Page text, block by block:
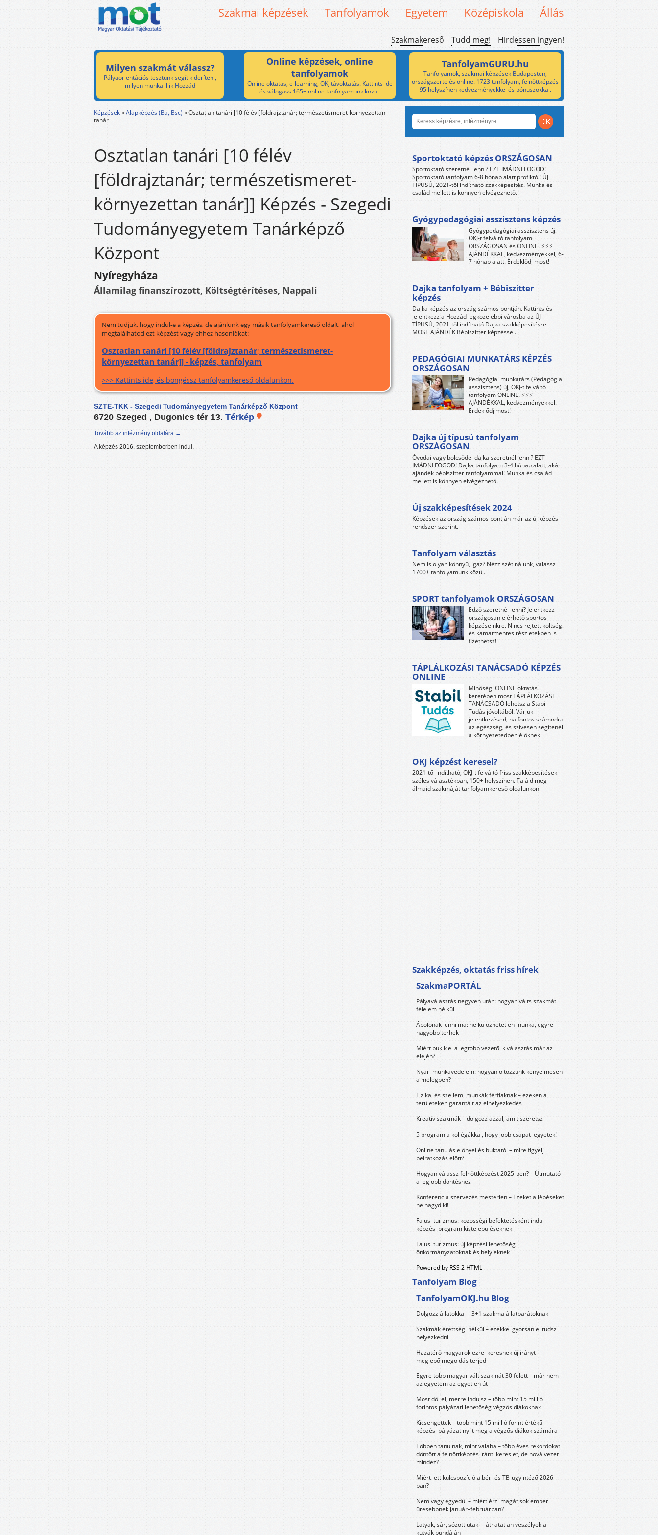
Szakmai képzések Tanfolyamok Egyetem Középiskola Állás
Szakmakereső Tudd meg! Hirdessen ingyen!
Milyen szakmát válassz?
Pályaorientációs tesztünk segít kideríteni,
milyen munka illik Hozzád
Online képzések, online
tanfolyamok
Online oktatás, e-learning, OKJ távoktatás. Kattints ide
és válogass 165+ online tanfolyamunk közül.
TanfolyamGURU.hu
Tanfolyamok, szakmai képzések Budapesten,
országszerte és online. 1723 tanfolyam, felnőttképzés
95 helyszínen kedvezményekkel és bónuszokkal.
Képzések»Alapképzés (Ba, Bsc) »Osztatlan tanári [10 félév [földrajztanár; természetismeret-környezettan
tanár]]
Osztatlan tanári [10 félév
[földrajztanár; természetismeret-
környezettan tanár]] Képzés - Szegedi
Tudományegyetem Tanárképző
Központ
Nyíregyháza
Államilag finanszírozott, Költségtérítéses, Nappali
Nem tudjuk, hogy indul-e a képzés, de ajánlunk egy másik tanfolyamkereső oldalt, ahol
megtalálhatod ezt képzést vagy ehhez hasonlókat:
Osztatlan tanári [10 félév [földrajztanár; természetismeret-
környezettan tanár]] - képzés, tanfolyam
>>> Kattints ide, és böngéssz tanfolyamkereső oldalunkon.
SZTE-TKK - Szegedi Tudományegyetem Tanárképző Központ
6720 Szeged , Dugonics tér 13. Térkép
Tovább az intézmény oldalára →
A képzés 2016. szeptemberben indul.
Sportoktató képzés ORSZÁGOSAN
Sportoktató szeretnél lenni? EZT IMÁDNI FOGOD!
Sportoktató tanfolyam 6-8 hónap alatt profiktól! ÚJ
TÍPUSÚ, 2021-től indítható szakképesítés. Munka és
család mellett is könnyen elvégezhető.
Gyógypedagógiai asszisztens képzés
Gyógypedagógiai asszisztens új,
OKJ-t felváltó tanfolyam
ORSZÁGOSAN és ONLINE. ⚡⚡⚡
AJÁNDÉKKAL, kedvezményekkel, 6-
7 hónap alatt. Érdeklődj most!
Dajka tanfolyam + Bébiszitter
képzés
Dajka képzés az ország számos pontján. Kattints és
jelentkezz a Hozzád legközelebbi városba az ÚJ
TÍPUSÚ, 2021-től indítható Dajka szakképesítésre.
MOST AJÁNDÉK Bébiszitter képzéssel.
PEDAGÓGIAI MUNKATÁRS KÉPZÉS
ORSZÁGOSAN
Pedagógiai munkatárs (Pedagógiai
asszisztens) új, OKJ-t felváltó
tanfolyam ONLINE. ⚡⚡⚡
AJÁNDÉKKAL, kedvezményekkel.
Érdeklődj most!
Dajka új típusú tanfolyam
ORSZÁGOSAN
Óvodai vagy bölcsődei dajka szeretnél lenni? EZT
IMÁDNI FOGOD! Dajka tanfolyam 3-4 hónap alatt, akár
ajándék bébiszitter tanfolyammal! Munka és család
mellett is könnyen elvégezhető.
Új szakképesítések 2024
Képzések az ország számos pontján már az új képzési
rendszer szerint.
Tanfolyam választás
Nem is olyan könnyű, igaz? Nézz szét nálunk, válassz
1700+ tanfolyamunk közül.
SPORT tanfolyamok ORSZÁGOSAN
Edző szeretnél lenni? Jelentkezz
országosan elérhető sportos
képzéseinkre. Nincs rejtett költség,
és kamatmentes részletekben is
fizethetsz!
TÁPLÁLKOZÁSI TANÁCSADÓ KÉPZÉS
ONLINE
Minőségi ONLINE oktatás
keretében most TÁPLÁLKOZÁSI
TANÁCSADÓ lehetsz a Stabil
Tudás jóvoltából. Várjuk
jelentkezésed, ha fontos számodra
az egészség, és szívesen segítenél
a környezetedben élőknek
OKJ képzést keresel?
2021-től indítható, OKJ-t felváltó friss szakképesítések
széles választékban, 150+ helyszínen. Találd meg
álmaid szakmáját tanfolyamkereső oldalunkon.
Szakképzés, oktatás friss hírek
SzakmaPORTÁL
Pályaválasztás negyven után: hogyan válts szakmát
félelem nélkül
Ápolónak lenni ma: nélkülözhetetlen munka, egyre
nagyobb terhek
Miért bukik el a legtöbb vezetői kiválasztás már az
elején?
Nyári munkavédelem: hogyan öltözzünk kényelmesen
a melegben?
Fizikai és szellemi munkák férfiaknak – ezeken a
területeken garantált az elhelyezkedés
Kreatív szakmák – dolgozz azzal, amit szeretsz
5 program a kollégákkal, hogy jobb csapat legyetek!
Online tanulás előnyei és buktatói – mire figyelj
beiratkozás előtt?
Hogyan válassz felnőttképzést 2025-ben? – Útmutató
a legjobb döntéshez
Konferencia szervezés mesterien – Ezeket a lépéseket
ne hagyd ki!
Falusi turizmus: közösségi befektetésként indul
képzési program kistelepüléseknek
Falusi turizmus: új képzési lehetőség
önkormányzatoknak és helyieknek
Powered by RSS 2 HTML
Tanfolyam Blog
TanfolyamOKJ.hu Blog
Dolgozz állatokkal – 3+1 szakma állatbarátoknak
Szakmák érettségi nélkül – ezekkel gyorsan el tudsz
helyezkedni
Hazatérő magyarok ezrei keresnek új irányt –
meglepő megoldás terjed
Egyre több magyar vált szakmát 30 felett – már nem
az egyetem az egyetlen út
Most dől el, merre indulsz – több mint 15 millió
forintos pályázati lehetőség végzős diákoknak
Kicsengettek – több mint 15 millió forint értékű
képzési pályázat nyílt meg a végzős diákok számára
Többen tanulnak, mint valaha – több éves rekordokat
döntött a felnőttképzés iránti kereslet, de hová vezet
mindez?
Miért lett kulcspozíció a bér- és TB-ügyintéző 2026-
ban?
Nem vagy egyedül – miért érzi magát sok ember
üresebbnek január–februárban?
Latyak, sár, sózott utak – láthatatlan veszélyek a
kutyák bundáján